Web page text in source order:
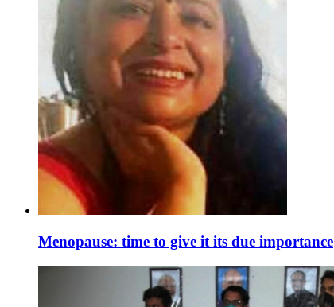
Menopause: time to give it its due importance